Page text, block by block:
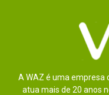
A WAZ é uma empresa
atua mais de 20 anos